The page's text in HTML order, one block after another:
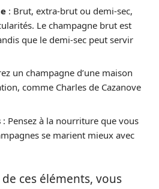
: Brut, extra-brut ou demi-sec,
Le champagne brut est
que le demi-sec peut servir
un champagne d’une maison
comme Charles de Cazanove
: Pensez à la nourriture que vous
se marient mieux avec
ces éléments, vous